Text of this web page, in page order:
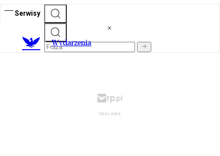
Serwisy
Wydarzenia